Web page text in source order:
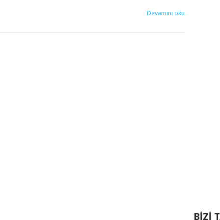
Devamını oku
BIZI